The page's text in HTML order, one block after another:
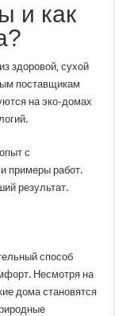
и как
здоровой, сухой
поставщикам
на эко-домах
с
примеры работ.
результат.
способ
Несмотря на
дома становятся